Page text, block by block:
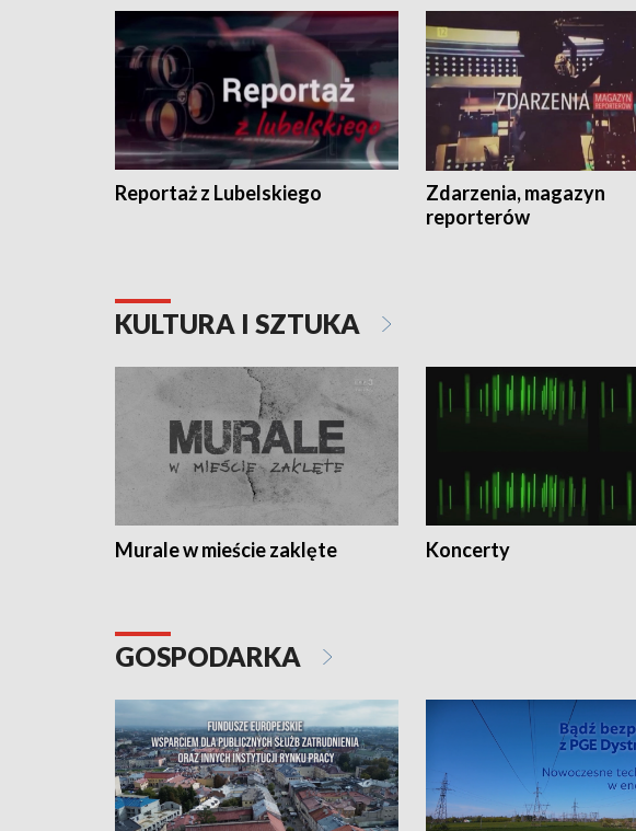
Reportaż z Lubelskiego
Zdarzenia, magazyn
reporterów
KULTURA I SZTUKA
Murale w mieście zaklęte Koncerty
GOSPODARKA